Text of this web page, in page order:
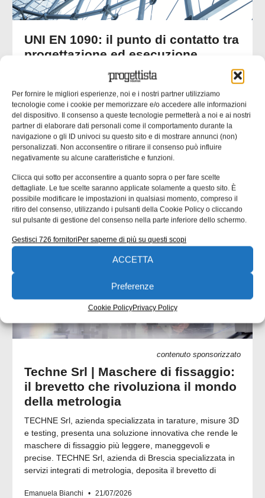
Per fornire le migliori esperienze, noi e i nostri partner utilizziamo
tecnologie come i cookie per memorizzare e/o accedere alle informazioni
del dispositivo. Il consenso a queste tecnologie permetterà a noi e ai nostri
partner di elaborare dati personali come il comportamento durante la
navigazione o gli ID univoci su questo sito e di mostrare annunci (non)
personalizzati. Non acconsentire o ritirare il consenso può influire
negativamente su alcune caratteristiche e funzioni.
Clicca qui sotto per acconsentire a quanto sopra o per fare scelte
dettagliate. Le tue scelte saranno applicate solamente a questo sito. È
possibile modificare le impostazioni in qualsiasi momento, compreso il
ritiro del consenso, utilizzando i pulsanti della Cookie Policy o cliccando
sul pulsante di gestione del consenso nella parte inferiore dello schermo.
Gestisci 726 fornitoriPer saperne di più su questi scopi
ACCETTA
Preferenze
Cookie PolicyPrivacy Policy
UNI EN 1090: il punto di contatto tra
progettazione ed esecuzione
Molte non conformità nascono da informazioni incomplete
o ambigue negli elaborati progettuali. nella seconda parte
dell’approfondimento inaugurato un mese fa ci
concentriamo su un’analisi delle responsabilità tecniche
che collegano progettista, officina e coordinatore di
saldatura. Una quota rilevante delle non
Emanuela Bianchi 24/07/2026
CONTENUTI SPONSORIZZATI
contenuto sponsorizzato
Techne Srl | Maschere di fissaggio:
il brevetto che rivoluziona il mondo
della metrologia
TECHNE Srl, azienda specializzata in tarature, misure 3D
e testing, presenta una soluzione innovativa che rende le
maschere di fissaggio più leggere, maneggevoli e
precise. TECHNE Srl, azienda di Brescia specializzata in
servizi integrati di metrologia, deposita il brevetto di
Emanuela Bianchi 21/07/2026